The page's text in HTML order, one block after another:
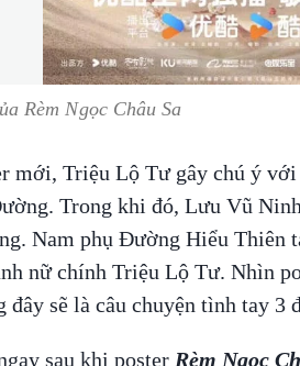
Rèm Ngọc Châu Sa
mới, Triệu Lộ Tư gây chú ý với
Trong khi đó, Lưu Vũ
Nam phụ Đường Hiểu Thiên
nữ chính Triệu Lộ Tư. Nhìn
đây sẽ là câu chuyện tình tay 3
sau khi poster Rèm Ngọc